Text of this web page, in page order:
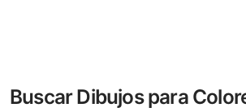
Buscar Dibujos para